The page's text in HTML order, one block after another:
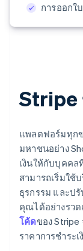
การออกใ
Stripe
แพลตฟอร์มทุก
มหาชนอย่าง
เงินให้กับบุคคล
สามารถเริ่มใช้
ธุรกรรม และป
คุณได้อย่างรวด
โค้ดของ
ราคาการชำระ